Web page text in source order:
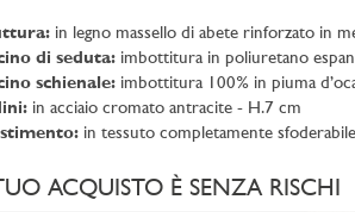
in legno massello di abete rinforzato in
di seduta: imbottitura in poliuretano
schienale: imbottitura 100% in piuma
in acciaio cromato antracite - H.7 cm
in tessuto completamente
ACQUISTO È SENZA RISCHI